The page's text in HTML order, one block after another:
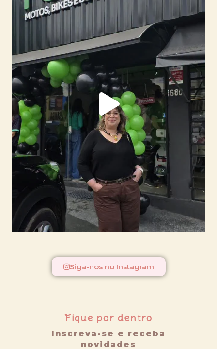
Siga-nos no Instagram
Fique por dentro
Inscreva-se e receba
novidades